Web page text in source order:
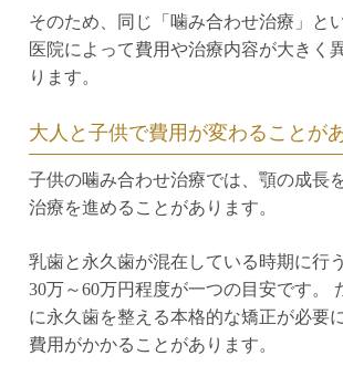
そのため、同じ「噛み合わせ治療」と
医院によって費用や治療内容が大きく
ります。
大人と子供で費用が変わることが
子供の噛み合わせ治療では、顎の成長
治療を進めることがあります。
乳歯と永久歯が混在している時期に行
30万～60万円程度が一つの目安です。
に永久歯を整える本格的な矯正が必要
費用がかかることがあります。